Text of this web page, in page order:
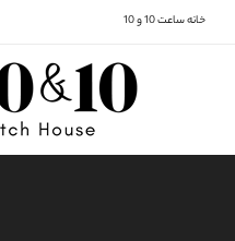
خانه ساعت 10 و 10